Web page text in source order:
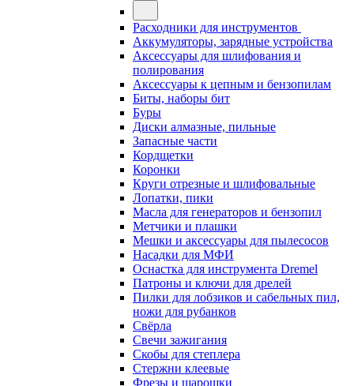
Расходники для инструментов
Аккумуляторы, зарядные устройства
Аксессуары для шлифования и
полирования
Аксессуары к цепным и бензопилам
Биты, наборы бит
Буры
Диски алмазные, пильные
Запасные части
Кордщетки
Коронки
Круги отрезные и шлифовальные
Лопатки, пики
Масла для генераторов и бензопил
Метчики и плашки
Мешки и аксессуары для пылесосов
Насадки для МФИ
Оснастка для инструмента Dremel
Патроны и ключи для дрелей
Пилки для лобзиков и сабельных пил,
ножи для рубанков
Свёрла
Свечи зажигания
Скобы для степлера
Стержни клеевые
Фрезы и шарошки